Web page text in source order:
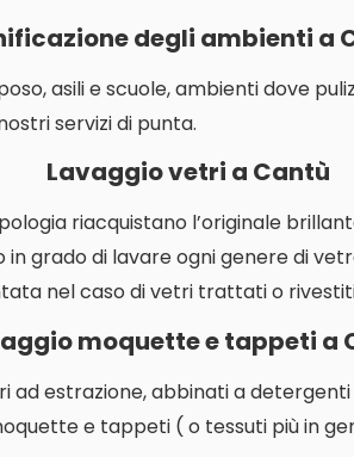
degli ambienti a
asili e scuole, ambienti dove
servizi di punta.
Lavaggio vetri a Cantù
riacquistano l’originale
grado di lavare ogni genere di
nel caso di vetri trattati o
moquette e tappeti a
ad estrazione, abbinati a
e tappeti ( o tessuti più in